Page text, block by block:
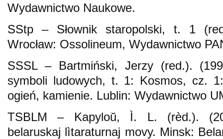
Wydawnictwo Naukowe.
SStp – Słownik staropolski, t. 1
Wrocław: Ossolineum, Wydawnictwo
SSSL – Bartmiński, Jerzy (red.).
symboli ludowych, t. 1: Kosmos, cz.
ogień, kamienie. Lublin: Wydawnictwo
TSBLM – Kapyloŭ, Ì. L. (rèd.).
belaruskaj lìtaraturnaj movy. Minsk: